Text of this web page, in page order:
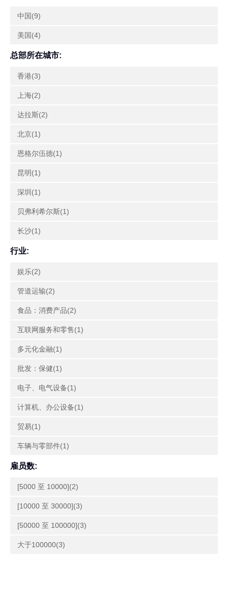
中国(9)
美国(4)
总部所在城市:
香港(3)
上海(2)
达拉斯(2)
北京(1)
恩格尔伍德(1)
昆明(1)
深圳(1)
贝弗利希尔斯(1)
长沙(1)
行业:
娱乐(2)
管道运输(2)
食品：消费产品(2)
互联网服务和零售(1)
多元化金融(1)
批发：保健(1)
电子、电气设备(1)
计算机、办公设备(1)
贸易(1)
车辆与零部件(1)
雇员数:
[5000 至 10000](2)
[10000 至 30000](3)
[50000 至 100000](3)
大于100000(3)